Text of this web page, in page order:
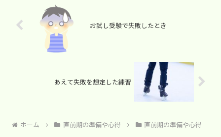
お試し受験で失敗したとき
あえて失敗を想定した練習
ホーム 直前期の準備や心得 直前期の準備や心得